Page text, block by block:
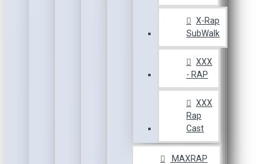
X-Rap
SubWalk
XXX
- RAP
XXX
Rap
Cast
MAXRAP